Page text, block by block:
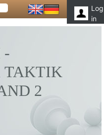
Log
in
-
TAKTIK
2